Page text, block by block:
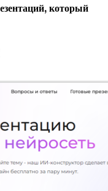
который